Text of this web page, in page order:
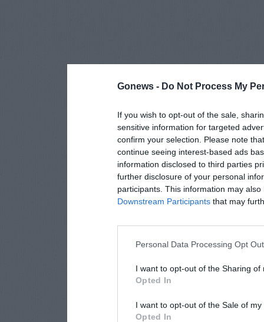
Gonews - Do Not Process My
If you wish to opt-out of the sale,
sensitive information for targeted
confirm your selection. Please note
continue seeing interest-based ads
information disclosed to third parties
further disclosure of your personal
participants. This information may
Downstream Participants that may
Personal Data Processing Opt
I want to opt-out of the Sharing of
Opted In
I want to opt-out of the Sale of
Opted In